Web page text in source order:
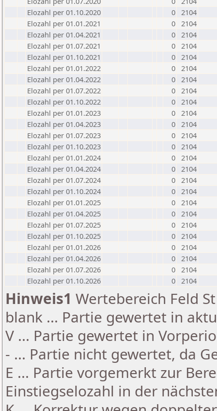
Elozahl per 01.10.2020
0 2104
Elozahl per 01.01.2021
0 2104
Elozahl per 01.04.2021
0 2104
Elozahl per 01.07.2021
0 2104
Elozahl per 01.10.2021
0 2104
Elozahl per 01.01.2022
0 2104
Elozahl per 01.04.2022
0 2104
Elozahl per 01.07.2022
0 2104
Elozahl per 01.10.2022
0 2104
Elozahl per 01.01.2023
0 2104
Elozahl per 01.04.2023
0 2104
Elozahl per 01.07.2023
0 2104
Elozahl per 01.10.2023
0 2104
Elozahl per 01.01.2024
0 2104
Elozahl per 01.04.2024
0 2104
Elozahl per 01.07.2024
0 2104
Elozahl per 01.10.2024
0 2104
Elozahl per 01.01.2025
0 2104
Elozahl per 01.04.2025
0 2104
Elozahl per 01.07.2025
0 2104
Elozahl per 01.10.2025
0 2104
Elozahl per 01.01.2026
0 2104
Elozahl per 01.04.2026
0 2104
Elozahl per 01.07.2026
0 2104
Elozahl per 01.10.2026
0 2104
Hinweis1 Wertebereich Feld
blank ... Partie gewertet in
V ... Partie gewertet in
- ... Partie nicht gewertet, da
E ... Partie vorgemerkt zur
Einstiegselozahl in der